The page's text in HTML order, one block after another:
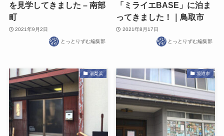
を見学してきました – 南部
町
2021年9月2日
とっとりずむ編集部
「ミライエBASE」に泊ま
ってきました！｜鳥取市
2021年8月17日
とっとりずむ編集部
湯梨浜 境港市